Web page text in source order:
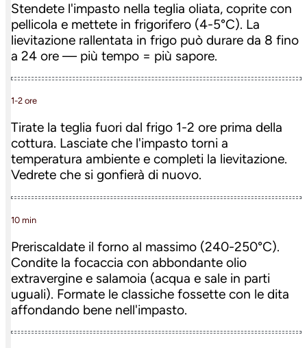
Stendete l'impasto nella teglia oliata, coprite con
pellicola e mettete in frigorifero (4-5°C). La
lievitazione rallentata in frigo può durare da 8 fino
a 24 ore — più tempo = più sapore.
1-2 ore
Tirate la teglia fuori dal frigo 1-2 ore prima della
cottura. Lasciate che l'impasto torni a
temperatura ambiente e completi la lievitazione.
Vedrete che si gonfierà di nuovo.
10 min
Preriscaldate il forno al massimo (240-250°C).
Condite la focaccia con abbondante olio
extravergine e salamoia (acqua e sale in parti
uguali). Formate le classiche fossette con le dita
affondando bene nell'impasto.